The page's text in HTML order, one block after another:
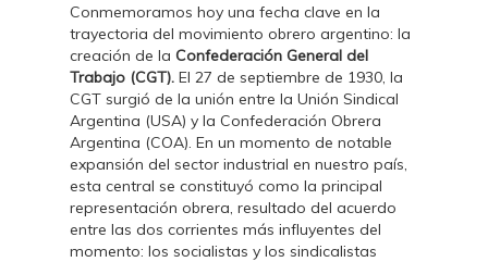
Conmemoramos hoy una fecha clave en la
trayectoria del movimiento obrero argentino: la
creación de la Confederación General del
Trabajo (CGT). El 27 de septiembre de 1930, la
CGT surgió de la unión entre la Unión Sindical
Argentina (USA) y la Confederación Obrera
Argentina (COA). En un momento de notable
expansión del sector industrial en nuestro país,
esta central se constituyó como la principal
representación obrera, resultado del acuerdo
entre las dos corrientes más influyentes del
momento: los socialistas y los sindicalistas